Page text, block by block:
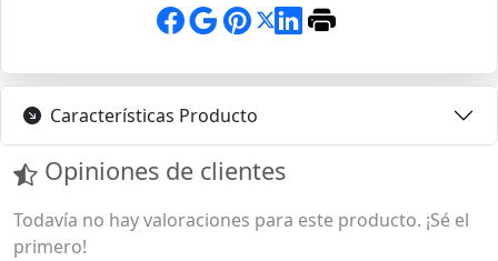
Características Producto
Opiniones de clientes
Todavía no hay valoraciones para este producto. ¡Sé el
primero!